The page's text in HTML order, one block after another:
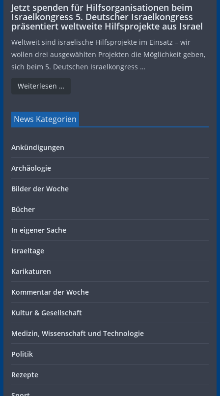
Jetzt spenden für Hilfsorganisationen beim
Israelkongress 5. Deutscher Israelkongress
präsentiert weltweite Hilfsprojekte aus Israel
Weltweit sind israelische Hilfsprojekte im Einsatz – wir
wollen drei ausgewählten Projekten die Möglichkeit geben,
sich beim 5. Deutschen Israelkongress …
Weiterlesen …
News Kategorien
Ankündigungen
Archäologie
Bilder der Woche
Bücher
In eigener Sache
Israeltage
Karikaturen
Kommentar der Woche
Kultur & Gesellschaft
Medizin, Wissenschaft und Technologie
Politik
Rezepte